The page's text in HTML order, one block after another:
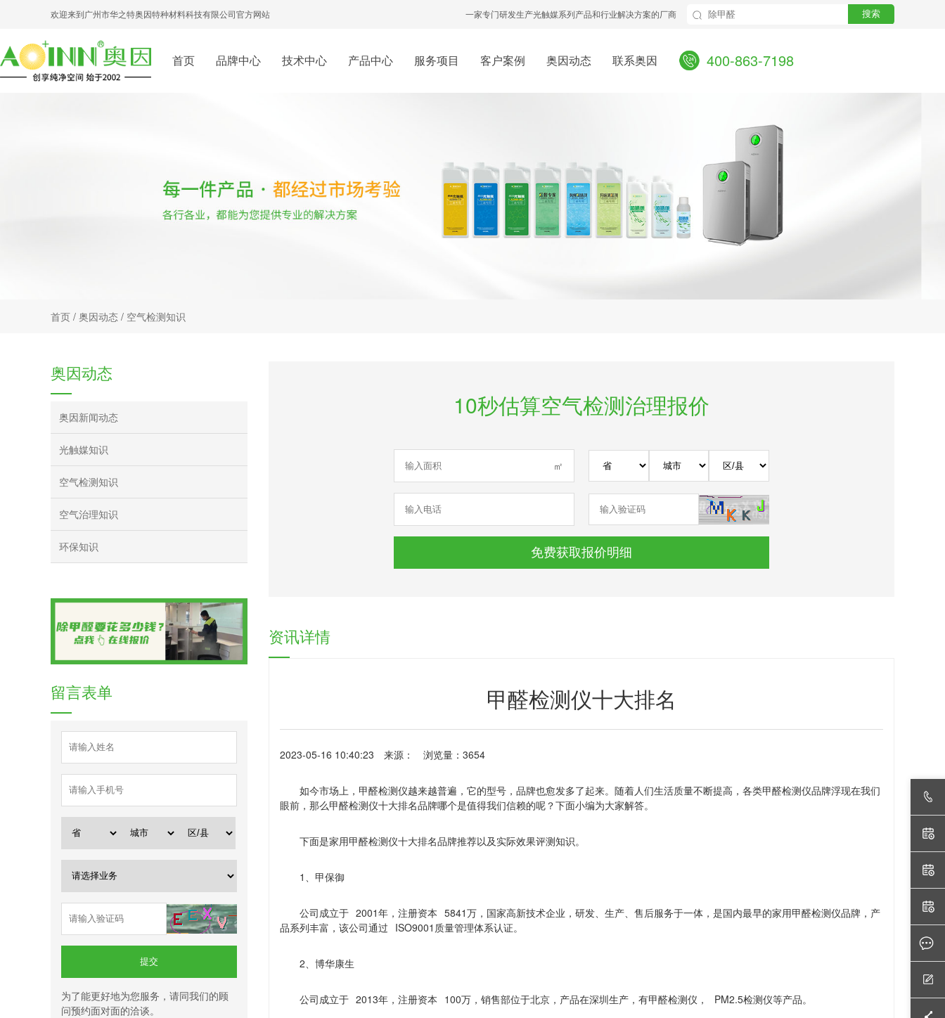
欢迎来到广州市华之特奥因特种材料科技有限公司官方网站 一家专门研发生产光触媒系列产品和行业解决方案的厂商 搜索
首页 品牌中心 技术中心 产品中心 服务项目 客户案例 奥因动态 联系奥因 400-863-7198
首页 / 奥因动态 / 空气检测知识
奥因动态
奥因新闻动态
光触媒知识
空气检测知识
空气治理知识
环保知识
留言表单
提交
为了能更好地为您服务，请同我们的顾
问预约面对面的洽谈。
10秒估算空气检测治理报价
㎡
免费获取报价明细
资讯详情
甲醛检测仪十大排名
2023-05-16 10:40:23 来源： 浏览量：3654
如今市场上，甲醛检测仪越来越普遍，它的型号，品牌也愈发多了起来。随着人们生活质量不断提高，各类甲醛检测仪品牌浮现在我们
眼前，那么甲醛检测仪十大排名品牌哪个是值得我们信赖的呢？下面小编为大家解答。
下面是家用甲醛检测仪十大排名品牌推荐以及实际效果评测知识。
1 、甲保御
公司成立于 2001 年，注册资本 5841 万，国家高新技术企业，研发、生产、售后服务于一体，是国内最早的家用甲醛检测仪品牌，产
品系列丰富，该公司通过
ISO9001 质量管理体系认证。
2、博华康生
公司成立于 2013年，注册资本 100万，销售部位于北京，产品在深圳生产，有甲醛检测仪， PM2.5检测仪等产品。